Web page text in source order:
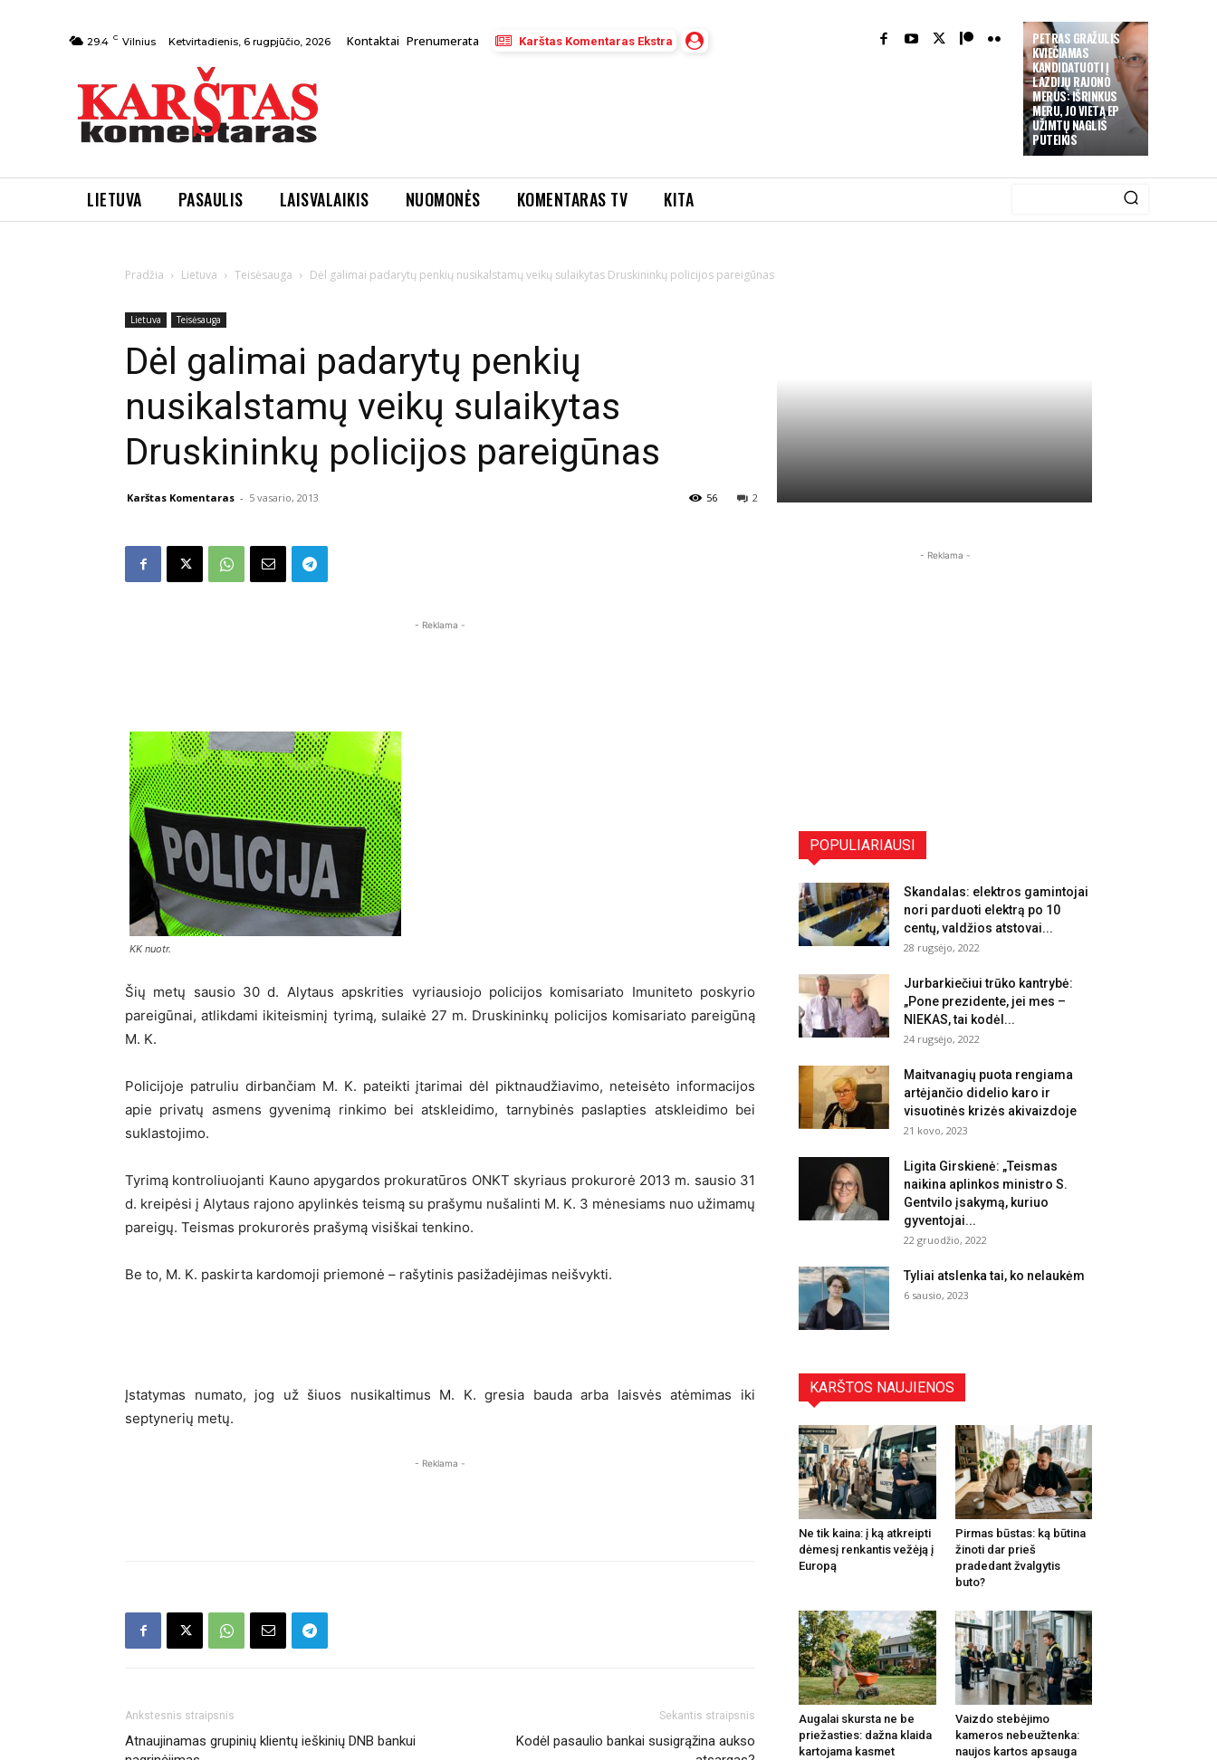
PETRAS GRAŽULIS
KVIEČIAMAS
KANDIDATUOTI Į
LAZDIJŲ RAJONO
MERUS: IŠRINKUS
MERU, JO VIETĄ EP
UŽIMTŲ NAGLIS
PUTEIKIS
29.4 C Vilnius Ketvirtadienis, 6 rugpjūčio, 2026 Kontaktai Prenumerata Karštas Komentaras Ekstra
LIETUVA PASAULIS LAISVALAIKIS NUOMONĖS KOMENTARAS TV KITA
Pradžia Lietuva Teisėsauga Dėl galimai padarytų penkių nusikalstamų veikų sulaikytas Druskininkų policijos pareigūnas
Lietuva Teisėsauga
Dėl galimai padarytų penkių
nusikalstamų veikų sulaikytas
Druskininkų policijos pareigūnas
Karštas Komentaras - 5 vasario, 2013 2
56
- Reklama -
KK nuotr.
Šių metų sausio 30 d. Alytaus apskrities vyriausiojo policijos komisariato Imuniteto poskyrio
pareigūnai, atlikdami ikiteisminį tyrimą, sulaikė 27 m. Druskininkų policijos komisariato pareigūną
M. K.
Policijoje patruliu dirbančiam M. K. pateikti įtarimai dėl piktnaudžiavimo, neteisėto informacijos
apie privatų asmens gyvenimą rinkimo bei atskleidimo, tarnybinės paslapties atskleidimo bei
suklastojimo.
Tyrimą kontroliuojanti Kauno apygardos prokuratūros ONKT skyriaus prokurorė 2013 m. sausio 31
d. kreipėsi į Alytaus rajono apylinkės teismą su prašymu nušalinti M. K. 3 mėnesiams nuo užimamų
pareigų. Teismas prokurorės prašymą visiškai tenkino.
Be to, M. K. paskirta kardomoji priemonė – rašytinis pasižadėjimas neišvykti.
Įstatymas numato, jog už šiuos nusikaltimus M. K. gresia bauda arba laisvės atėmimas iki
septynerių metų.
- Reklama -
Ankstesnis straipsnis
Atnaujinamas grupinių klientų ieškinių DNB bankui
Sekantis straipsnis
Kodėl pasaulio bankai susigrąžina aukso
- Reklama -
POPULIARIAUSI
Skandalas: elektros gamintojai
nori parduoti elektrą po 10
centų, valdžios atstovai...
28 rugsėjo, 2022
Jurbarkiečiui trūko kantrybė:
„Pone prezidente, jei mes –
NIEKAS, tai kodėl...
24 rugsėjo, 2022
Maitvanagių puota rengiama
artėjančio didelio karo ir
visuotinės krizės akivaizdoje
21 kovo, 2023
Ligita Girskienė: „Teismas
naikina aplinkos ministro S.
Gentvilo įsakymą, kuriuo
gyventojai...
22 gruodžio, 2022
Tyliai atslenka tai, ko nelaukėm
6 sausio, 2023
KARŠTOS NAUJIENOS
Ne tik kaina: į ką atkreipti
dėmesį renkantis vežėją į
Europą
Pirmas būstas: ką būtina
žinoti dar prieš
pradedant žvalgytis
buto?
Augalai skursta ne be
priežasties: dažna klaida
kartojama kasmet
Vaizdo stebėjimo
kameros nebeužtenka:
naujos kartos apsauga